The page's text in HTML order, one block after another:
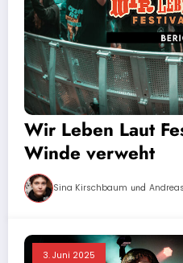
Wir Leben Laut
Winde verweht
Sina Kirschbaum und
3. Juni 2025